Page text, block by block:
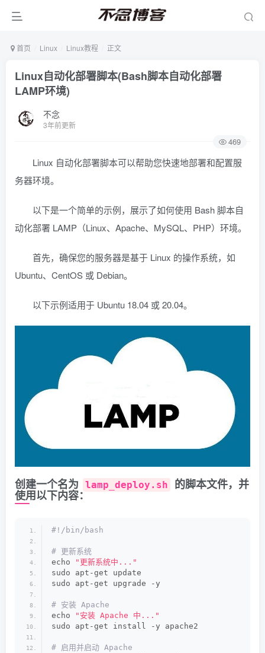
首页 Linux Linux教程 正文
Linux自动化部署脚本(Bash脚本自动化部署
LAMP环境)
不念
3年前更新
469
Linux 自动化部署脚本可以帮助您快速地部署和配置服
务器环境。
以下是一个简单的示例，展示了如何使用 Bash 脚本自
动化部署 LAMP（Linux、Apache、MySQL、PHP）环境。
首先，确保您的服务器是基于 Linux 的操作系统，如
Ubuntu、CentOS 或 Debian。
以下示例适用于 Ubuntu 18.04 或 20.04。
创建一个名为 lamp_deploy.sh 的脚本文件，并
使用以下内容：
#!/bin/bash
# 更新系统
echo
"更新系统中..."
sudo apt-get update
sudo apt-get upgrade -y
# 安装 Apache
echo
"安装 Apache 中..."
sudo apt-get install -y apache2
# 启用并启动 Apache